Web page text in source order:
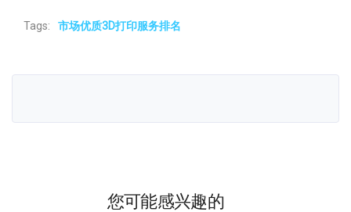
Tags: 市场优质3D打印服务排名
您可能感兴趣的